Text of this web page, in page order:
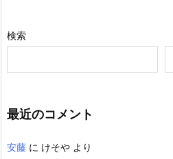
検索
最近のコメント
安藤 に けそや より